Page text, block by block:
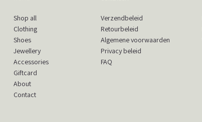
Shop all
Clothing
Shoes
Jewellery
Accessories
Giftcard
About
Contact
Verzendbeleid
Retourbeleid
Algemene voorwaarden
Privacy beleid
FAQ